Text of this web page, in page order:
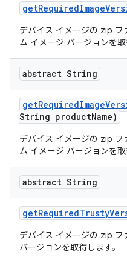
getRequiredImage
デバイス イメージの zip フ
ム イメージ バージョンを取
abstract String
getRequiredImage
String productName)
デバイス イメージの zip フ
ム イメージ バージョンを取
abstract String
getRequiredTrusty
デバイス イメージの zip
バージョンを取得します。